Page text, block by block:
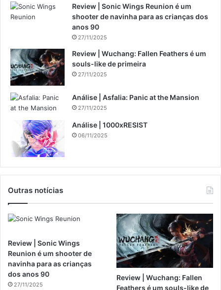
Review | Sonic Wings Reunion é um
shooter de navinha para as crianças dos
anos 90
27/11/2025
Review | Wuchang: Fallen Feathers é um
souls-like de primeira
27/11/2025
Análise | Asfalia: Panic at the Mansion
27/11/2025
Análise | 1000xRESIST
06/11/2025
Outras notícias
Review | Sonic Wings
Reunion é um shooter de
navinha para as crianças
dos anos 90
27/11/2025
Review | Wuchang: Fallen
Feathers é um souls-like de